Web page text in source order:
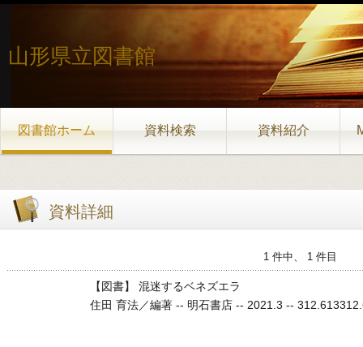
山形県立図書館
図書館ホーム 資料検索 資料紹介
資料詳細
1 件中、 1 件目
【図書】 混迷するベネズエラ
住田 育法／編著 -- 明石書店 -- 2021.3 --